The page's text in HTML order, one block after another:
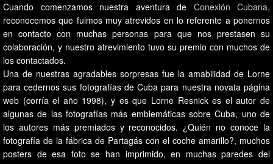
Cuando comenzamos nuestra aventura de Conexión Cubana,
reconocemos que fuimos muy atrevidos en lo referente a ponernos
en contacto con muchas personas para que nos prestasen su
colaboración, y nuestro atrevimiento tuvo su premio con muchos de
los contactados.
Una de nuestras agradables sorpresas fue la amabilidad de Lorne
para cedernos sus fotografías de Cuba para nuestra novata página
web (corría el año 1998), y es que Lorne Resnick es el autor de
algunas de las fotografías más emblemáticas sobre Cuba, uno de
los autores más premiados y reconocidos. ¿Quién no conoce la
fotografía de la fábrica de Partagás con el coche amarillo?, muchos
posters de esa foto se han imprimido, en muchas paredes del